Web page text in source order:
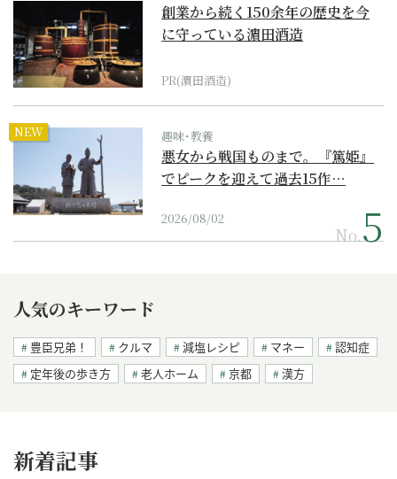
創業から続く150余年の歴史を今
に守っている濵田酒造
PR(濵田酒造)
NEW 趣味･教養
悪女から戦国ものまで。『篤姫』
でピークを迎えて過去15作…
2026/08/02
No.
人気のキーワード
豊臣兄弟！ クルマ 減塩レシピ マネー
認知症
定年後の歩き方
老人ホーム 京都 漢方
新着記事